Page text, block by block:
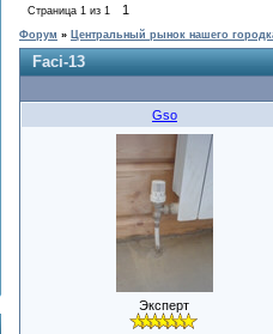
Страница 1 из 1 1
Форум » Центральный рынок нашего
Faci-13
Gso
Эксперт